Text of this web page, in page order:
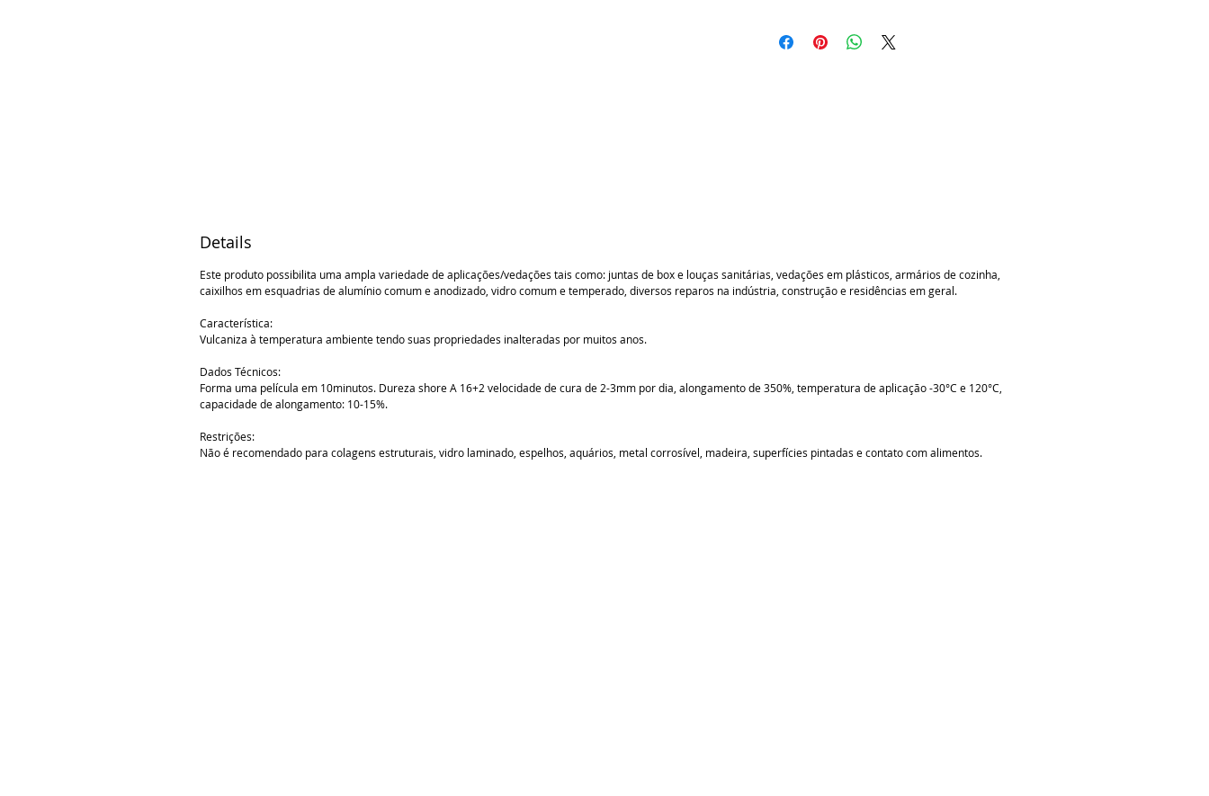
Details
Este produto possibilita uma ampla variedade de aplicações/vedações tais como: juntas de box e louças sanitárias, vedações em plásticos, armários de cozinha,
caixilhos em esquadrias de alumínio comum e anodizado, vidro comum e temperado, diversos reparos na indústria, construção e residências em geral.
Característica:
Vulcaniza à temperatura ambiente tendo suas propriedades inalteradas por muitos anos.
Dados Técnicos:
Forma uma película em 10minutos. Dureza shore A 16+2 velocidade de cura de 2-3mm por dia, alongamento de 350%, temperatura de aplicação -30°C e 120°C,
capacidade de alongamento: 10-15%.
Restrições:
Não é recomendado para colagens estruturais, vidro laminado, espelhos, aquários, metal corrosível, madeira, superfícies pintadas e contato com alimentos.